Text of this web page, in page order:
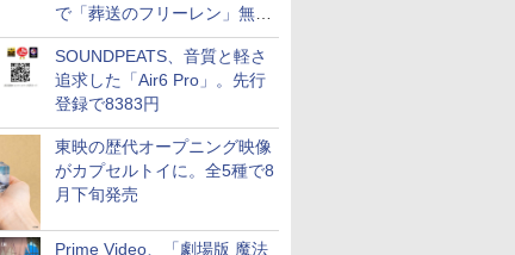
で「葬送のフリーレン」無料
配信など。夏の特番・配信情
報
SOUNDPEATS、音質と軽さ
追求した「Air6 Pro」。先行
登録で8383円
東映の歴代オープニング映像
がカプセルトイに。全5種で8
月下旬発売
Prime Video、「劇場版 魔法